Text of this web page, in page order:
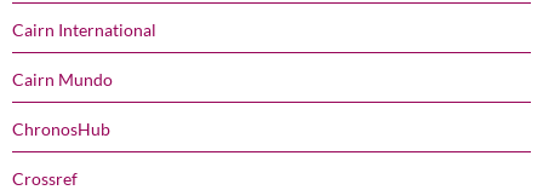
Cairn International
Cairn Mundo
ChronosHub
Crossref